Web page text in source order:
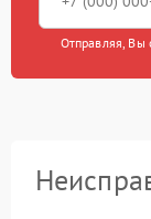
Отправляя, Вы